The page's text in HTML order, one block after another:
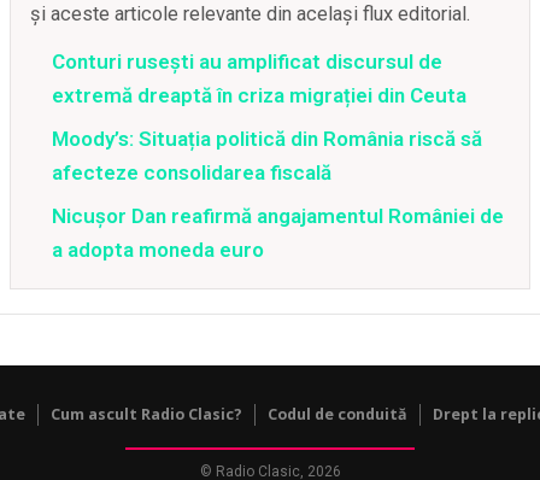
și aceste articole relevante din același flux editorial.
Conturi rusești au amplificat discursul de
extremă dreaptă în criza migrației din Ceuta
Moody’s: Situația politică din România riscă să
afecteze consolidarea fiscală
Nicușor Dan reafirmă angajamentul României de
a adopta moneda euro
Cum ascult Radio Clasic? Codul de conduită Drept la
© Radio Clasic, 2026